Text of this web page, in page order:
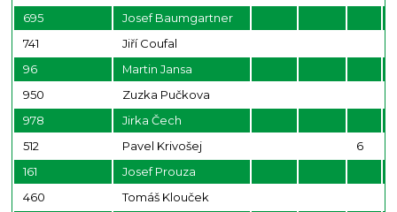
695
Josef Baumgartner
741
Jiří Coufal
96
Martin Jansa
950
Zuzka Pučkova
978
Jirka Čech
512
Pavel Krivošej 6
161
Josef Prouza
460
Tomáš Klouček